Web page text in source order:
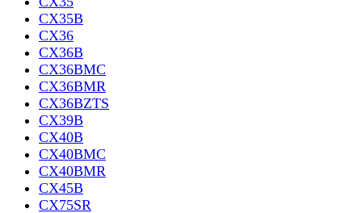
CX35B
CX36
CX36B
CX36BMC
CX36BMR
CX36BZTS
CX39B
CX40B
CX40BMC
CX40BMR
CX45B
CX75SR